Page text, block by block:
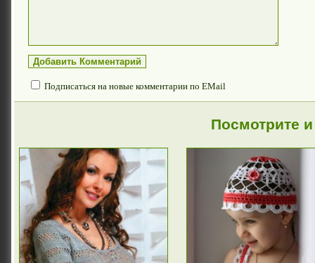
Подписаться на новые комментарии по EMail
Посмотрите